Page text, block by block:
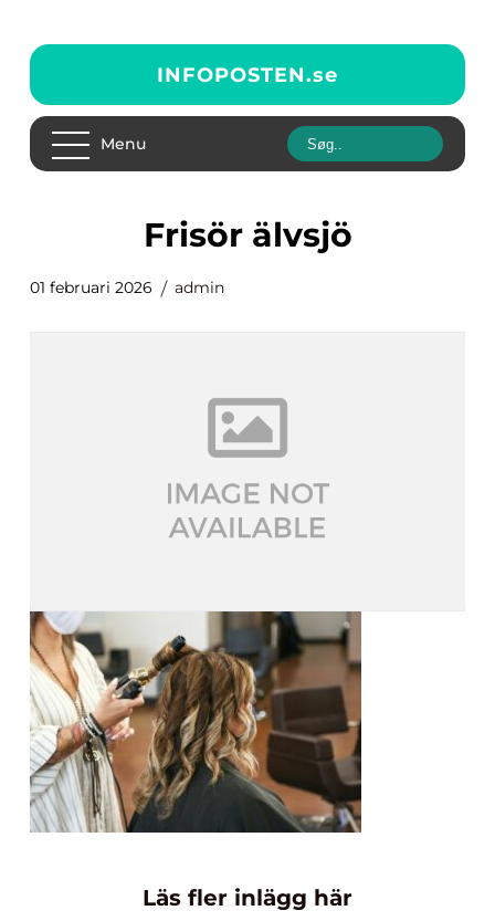
INFOPOSTEN.se
Menu
frisör älvsjö
01 februari 2026 admin
Läs fler inlägg här